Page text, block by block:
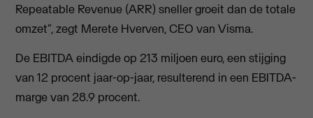
Repeatable Revenue (ARR) sneller groeit dan de totale
omzet”, zegt Merete Hverven, CEO van Visma.
De EBITDA eindigde op 213 miljoen euro, een stijging
van 12 procent jaar-op-jaar, resulterend in een EBITDA-
marge van 28.9 procent.